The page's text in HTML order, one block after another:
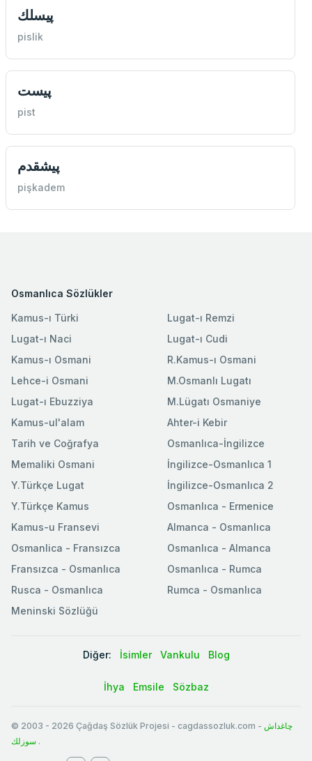
پيسلك
pislik
پيست
pist
پيشقدم
pişkadem
Osmanlıca Sözlükler
Kamus-ı Türki
Lugat-ı Naci
Kamus-ı Osmani
Lehce-i Osmani
Lugat-ı Ebuzziya
Lugat-ı Remzi
Lugat-ı Cudi
R.Kamus-ı Osmani
M.Osmanlı Lugatı
M.Lügatı Osmaniye
Kamus-ul'alam
Tarih ve Coğrafya
Memaliki Osmani
Y.Türkçe Lugat
Y.Türkçe Kamus
Ahter-i Kebir
Osmanlıca-İngilizce
İngilizce-Osmanlıca 1
İngilizce-Osmanlıca 2
Osmanlıca - Ermenice
Kamus-u Fransevi
Osmanlica - Fransızca
Fransızca - Osmanlıca
Rusca - Osmanlıca
Meninski Sözlüğü
Almanca - Osmanlıca
Osmanlıca - Almanca
Osmanlıca - Rumca
Rumca - Osmanlıca
Diğer: İsimler Vankulu Blog
İhya Emsile Sözbaz
© 2003 - 2026 Çağdaş Sözlük Projesi - cagdassozluk.com - چاغداش
سوزلك .